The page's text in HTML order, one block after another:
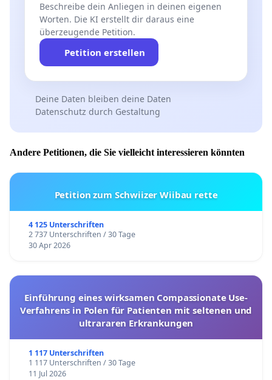
Beschreibe dein Anliegen in deinen eigenen
Worten. Die KI erstellt dir daraus eine
überzeugende Petition.
Petition erstellen
Deine Daten bleiben deine Daten
Datenschutz durch Gestaltung
Andere Petitionen, die Sie vielleicht interessieren könnten
Petition zum Schwiizer Wiibau rette
4 125 Unterschriften
2 737 Unterschriften / 30 Tage
30 Apr 2026
Einführung eines wirksamen Compassionate Use-
Verfahrens in Polen für Patienten mit seltenen und
ultrararen Erkrankungen
1 117 Unterschriften
1 117 Unterschriften / 30 Tage
11 Jul 2026